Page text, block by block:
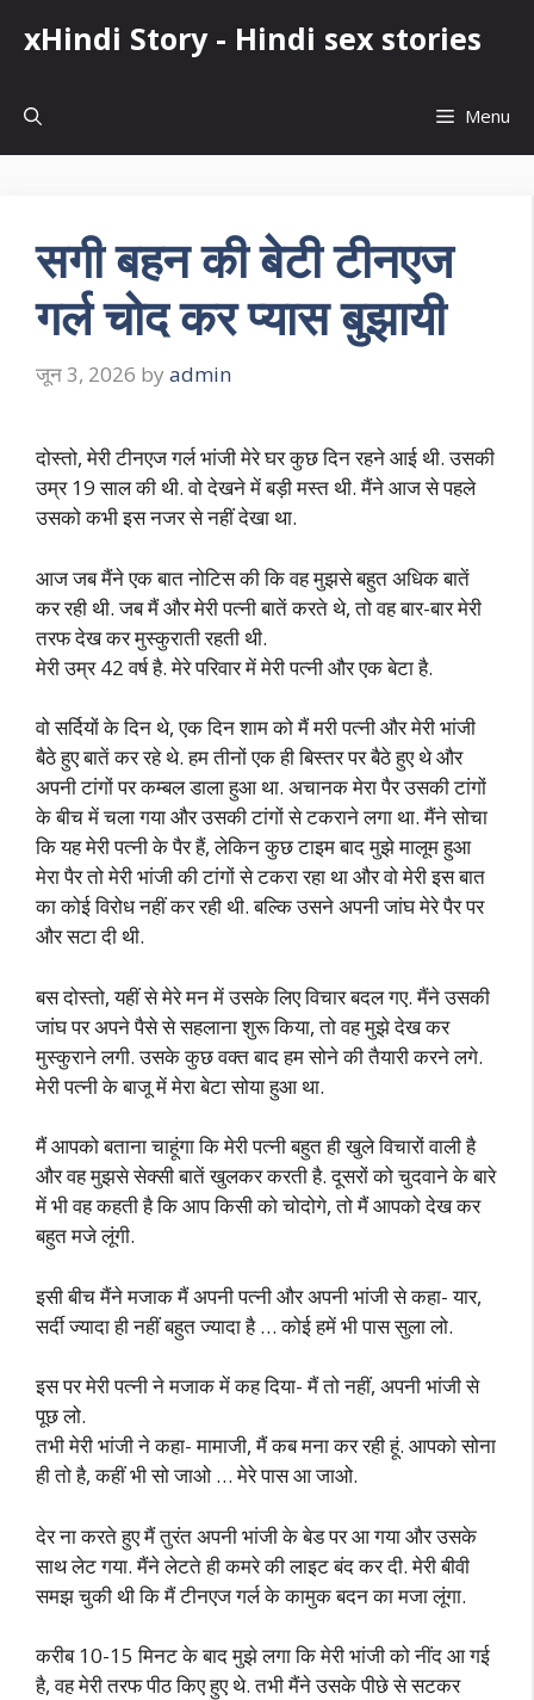
xHindi Story - Hindi sex stories
Menu
सगी बहन की बेटी टीनएज
गर्ल चोद कर प्यास बुझायी
जून 3, 2026 by admin
दोस्तो, मेरी टीनएज गर्ल भांजी मेरे घर कुछ दिन रहने आई थी. उसकी
उम्र 19 साल की थी. वो देखने में बड़ी मस्त थी. मैंने आज से पहले
उसको कभी इस नजर से नहीं देखा था.
आज जब मैंने एक बात नोटिस की कि वह मुझसे बहुत अधिक बातें
कर रही थी. जब मैं और मेरी पत्नी बातें करते थे, तो वह बार-बार मेरी
तरफ देख कर मुस्कुराती रहती थी.
मेरी उम्र 42 वर्ष है. मेरे परिवार में मेरी पत्नी और एक बेटा है.
वो सर्दियों के दिन थे, एक दिन शाम को मैं मरी पत्नी और मेरी भांजी
बैठे हुए बातें कर रहे थे. हम तीनों एक ही बिस्तर पर बैठे हुए थे और
अपनी टांगों पर कम्बल डाला हुआ था. अचानक मेरा पैर उसकी टांगों
के बीच में चला गया और उसकी टांगों से टकराने लगा था. मैंने सोचा
कि यह मेरी पत्नी के पैर हैं, लेकिन कुछ टाइम बाद मुझे मालूम हुआ
मेरा पैर तो मेरी भांजी की टांगों से टकरा रहा था और वो मेरी इस बात
का कोई विरोध नहीं कर रही थी. बल्कि उसने अपनी जांघ मेरे पैर पर
और सटा दी थी.
बस दोस्तो, यहीं से मेरे मन में उसके लिए विचार बदल गए. मैंने उसकी
जांघ पर अपने पैसे से सहलाना शुरू किया, तो वह मुझे देख कर
मुस्कुराने लगी. उसके कुछ वक्त बाद हम सोने की तैयारी करने लगे.
मेरी पत्नी के बाजू में मेरा बेटा सोया हुआ था.
मैं आपको बताना चाहूंगा कि मेरी पत्नी बहुत ही खुले विचारों वाली है
और वह मुझसे सेक्सी बातें खुलकर करती है. दूसरों को चुदवाने के बारे
में भी वह कहती है कि आप किसी को चोदोगे, तो मैं आपको देख कर
बहुत मजे लूंगी.
इसी बीच मैंने मजाक मैं अपनी पत्नी और अपनी भांजी से कहा- यार,
सर्दी ज्यादा ही नहीं बहुत ज्यादा है … कोई हमें भी पास सुला लो.
इस पर मेरी पत्नी ने मजाक में कह दिया- मैं तो नहीं, अपनी भांजी से
पूछ लो.
तभी मेरी भांजी ने कहा- मामाजी, मैं कब मना कर रही हूं. आपको सोना
ही तो है, कहीं भी सो जाओ … मेरे पास आ जाओ.
देर ना करते हुए मैं तुरंत अपनी भांजी के बेड पर आ गया और उसके
साथ लेट गया. मैंने लेटते ही कमरे की लाइट बंद कर दी. मेरी बीवी
समझ चुकी थी कि मैं टीनएज गर्ल के कामुक बदन का मजा लूंगा.
करीब 10-15 मिनट के बाद मुझे लगा कि मेरी भांजी को नींद आ गई
है, वह मेरी तरफ पीठ किए हुए थे. तभी मैंने उसके पीछे से सटकर